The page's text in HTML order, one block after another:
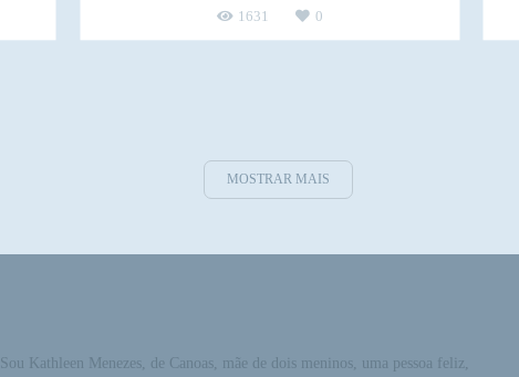
1631 0
MOSTRAR MAIS
Sou Kathleen Menezes, de Canoas, mãe de dois meninos, uma pessoa feliz,